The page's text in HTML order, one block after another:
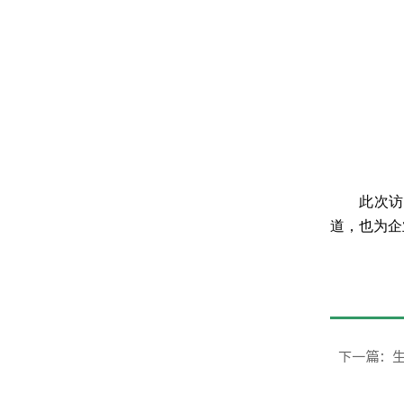
此次
道，也为
下一篇：